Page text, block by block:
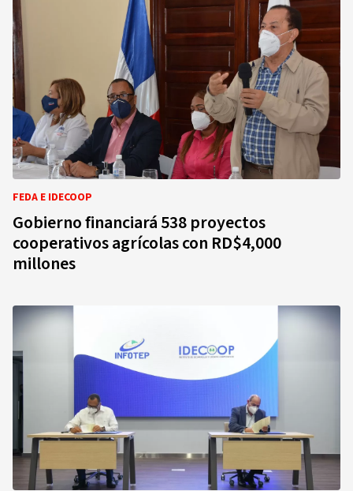
FEDA E IDECOOP
Gobierno financiará 538 proyectos
cooperativos agrícolas con RD$4,000
millones